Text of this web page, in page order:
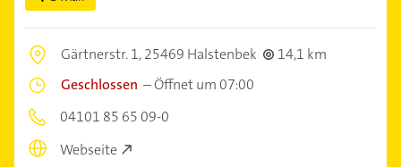
Gärtnerstr. 1,25469 Halstenbek
14,1 km
Geschlossen –Öffnet um 07:00
04101 85 65 09-0
Webseite